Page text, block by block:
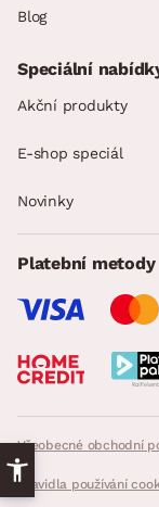
Blog
Všeobecné obchodní
Pravidla používání
Speciální
Akční produkty
E-shop speciál
Novinky
Platební metody